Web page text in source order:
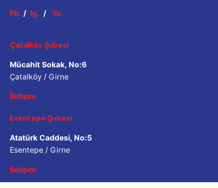
Fb. / Ig. / Yo.
Çatalköy Şubesi
Mücahit Sokak, No:6
Çatalköy / Girne
İletişim
Esentepe Şubesi
Atatürk Caddesi, No:5
Esentepe / Girne
İletişim